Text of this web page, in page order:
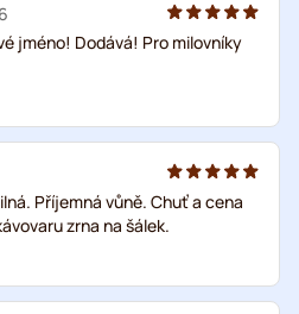
jméno! Dodává! Pro milovníky
Příjemná vůně. Chuť a cena
zrna na šálek.